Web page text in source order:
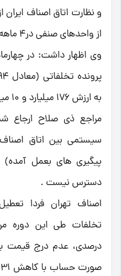
از واحدهای صنفی در4 ماهه نخست سال 1402 خبر داد .
مراجع ذی صلاح ارجاع
سیستمی بین اتاق اصناف
پیگیری های بعمل آمده)
دسترس نیست .
اصناف تهران فردا